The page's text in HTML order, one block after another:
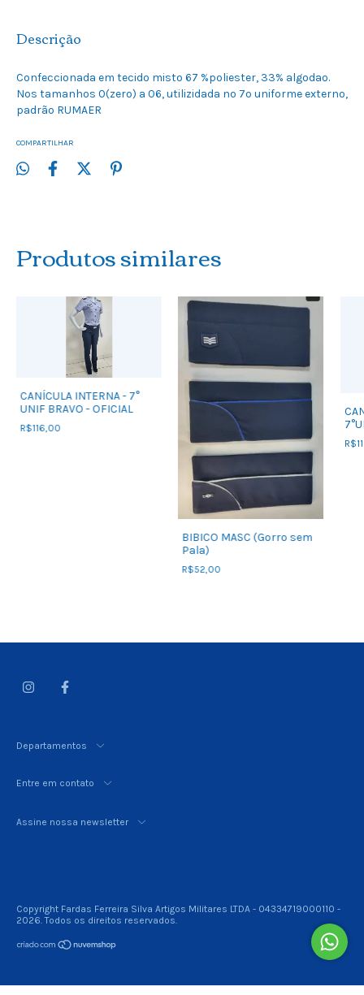
Descrição
Confeccionada em tecido misto 67 %poliester, 33% algodao.
Nos tamanhos 0(zero) a 06, utilizidada no 7º uniforme externo,
padrão RUMAER
COMPARTILHAR
Produtos similares
CANÍCULA INTERNA - 7°
UNIF BRAVO - OFICIAL
R$116,00
BIBICO MASC (Gorro sem
Pala)
R$52,00
Departamentos
Entre em contato
Assine nossa newsletter
Copyright Fardas Ferreira Silva Artigos Militares LTDA - 04334719000110 -
2026. Todos os direitos reservados.